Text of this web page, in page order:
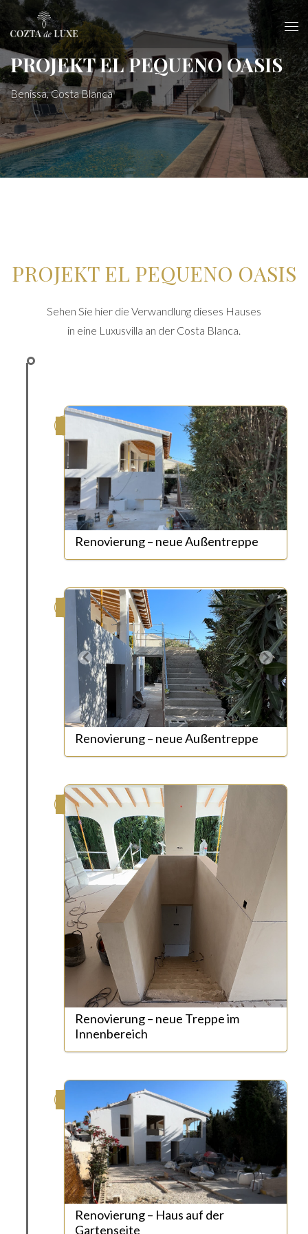
PROJEKT EL PEQUENO OASIS
Benissa, Costa Blanca
PROJEKT EL PEQUENO OASIS
Sehen Sie hier die Verwandlung dieses Hauses
in eine Luxusvilla an der Costa Blanca.
Renovierung – neue Außentreppe
Renovierung – neue Außentreppe
Renovierung – neue Treppe im
Innenbereich
Renovierung – Haus auf der
Gartenseite